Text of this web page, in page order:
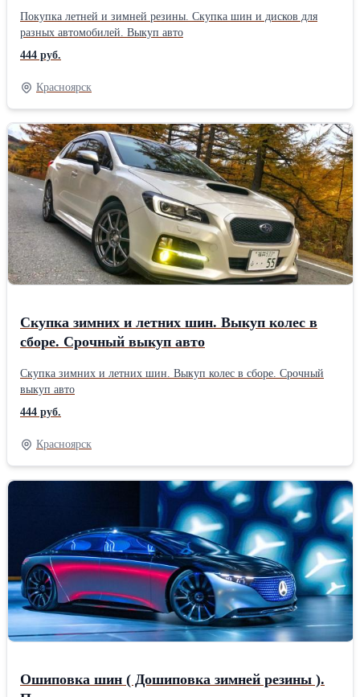
Покупка летней и зимней резины. Скупка шин и дисков для
разных автомобилей. Выкуп авто
444 руб.
Красноярск
Скупка зимних и летних шин. Выкуп колес в
сборе. Срочный выкуп авто
Скупка зимних и летних шин. Выкуп колес в сборе. Срочный
выкуп авто
444 руб.
Красноярск
Ошиповка шин ( Дошиповка зимней резины ).